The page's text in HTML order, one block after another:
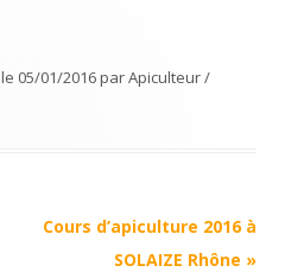
le 05/01/2016parApiculteur /
Cours d’apiculture 2016 à
SOLAIZE Rhône »